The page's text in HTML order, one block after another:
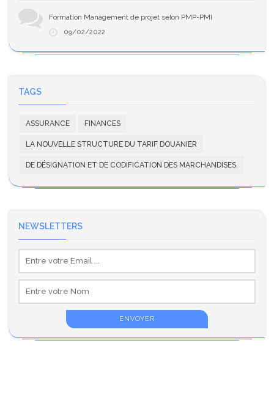
Formation Management de projet selon PMP-PMI
09/02/2022
TAGS
ASSURANCE FINANCES
LA NOUVELLE STRUCTURE DU TARIF DOUANIER
DE DÉSIGNATION ET DE CODIFICATION DES MARCHANDISES.
NEWSLETTERS